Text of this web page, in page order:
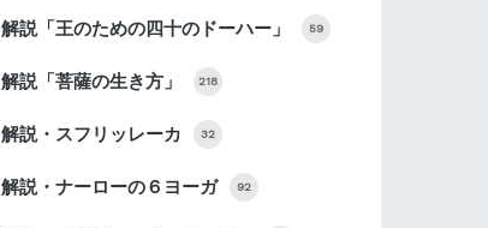
解説「王のための四十のドーハー」 59
解説「菩薩の生き方」 218
解説・スフリッレーカ 32
解説・ナーローの６ヨーガ 92